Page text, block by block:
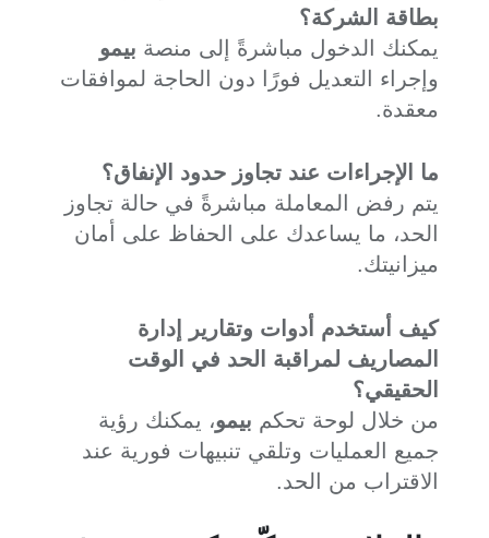
بطاقة الشركة؟
يمكنك الدخول مباشرةً إلى منصة بيمو
وإجراء التعديل فورًا دون الحاجة لموافقات
معقدة.
ما الإجراءات عند تجاوز حدود الإنفاق؟
يتم رفض المعاملة مباشرةً في حالة تجاوز
الحد، ما يساعدك على الحفاظ على أمان
ميزانيتك.
كيف أستخدم أدوات وتقارير إدارة
المصاريف لمراقبة الحد في الوقت
الحقيقي؟
من خلال لوحة تحكم بيمو، يمكنك رؤية
جميع العمليات وتلقي تنبيهات فورية عند
الاقتراب من الحد.